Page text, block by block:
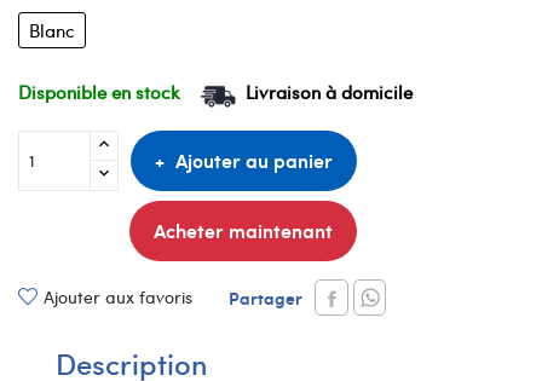
Blanc
Disponible en stock Livraison à domicile
Ajouter au panier
Acheter maintenant
Ajouter aux favoris Partager
Description